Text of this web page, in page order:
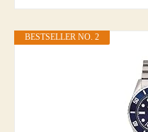
BESTSELLER NO. 2